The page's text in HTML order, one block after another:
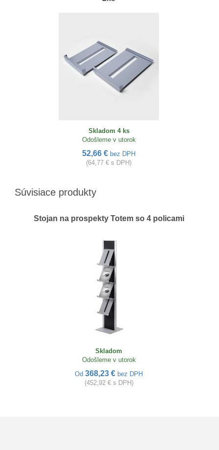
Skladom 4 ks
Odošleme v utorok
52,66 € bez DPH
(64,77 € s DPH)
Súvisiace produkty
Stojan na prospekty Totem so 4 policami
Skladom
Odošleme v utorok
Od 368,23 € bez DPH
(452,92 € s DPH)